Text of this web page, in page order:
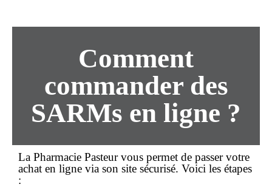
Comment
commanderdes
SARMs en ligne ?
La Pharmacie Pasteur vous permet de passer votre
achat en ligne via son site sécurisé. Voici les étapes
: